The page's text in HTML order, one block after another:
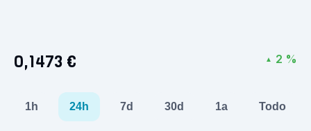
0,1473 € ▲ 2 %
1h 24h 7d 30d 1a Todo